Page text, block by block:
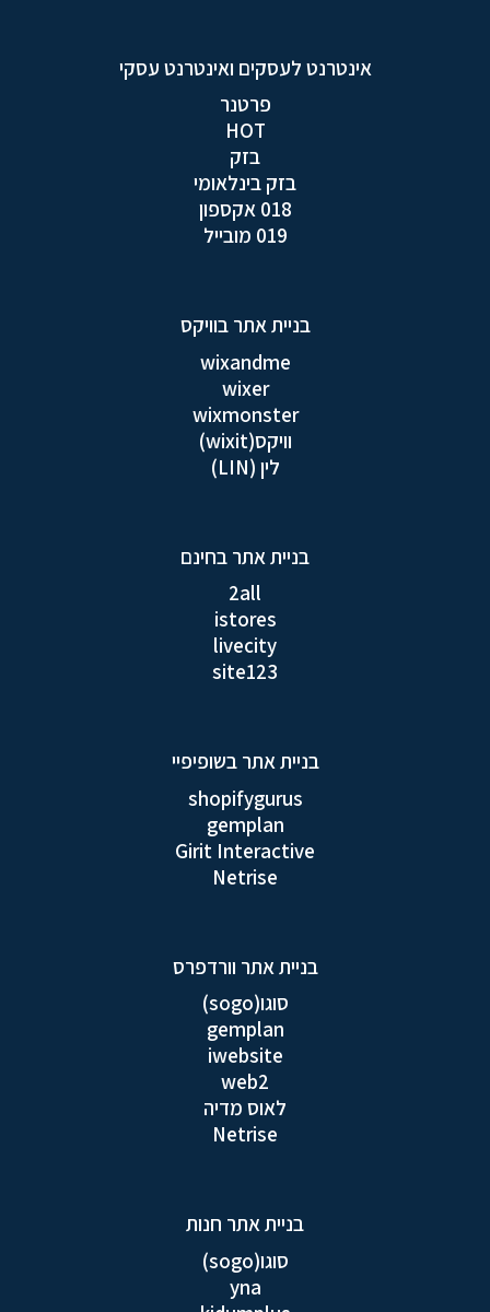
אינטרנט לעסקים ואינטרנט עסקי
פרטנר
HOT
בזק
בזק בינלאומי
018 אקספון
019 מובייל
בניית אתר בוויקס
wixandme
wixer
wixmonster
וויקס(wixit)
לין (LIN)
בניית אתר בחינם
2all
istores
livecity
site123
בניית אתר בשופיפיי
shopifygurus
gemplan
Girit Interactive
Netrise
בניית אתר וורדפרס
סוגו(sogo)
gemplan
iwebsite
web2
לאוס מדיה
Netrise
בניית אתר חנות
סוגו(sogo)
yna